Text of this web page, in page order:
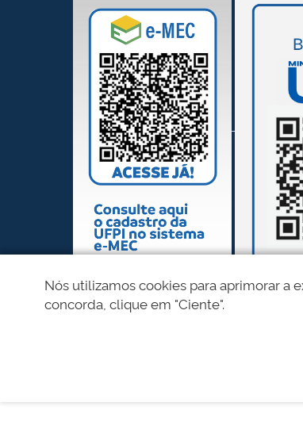
Nós utilizamos cookies para aprimorar a
concorda, clique em "Ciente".